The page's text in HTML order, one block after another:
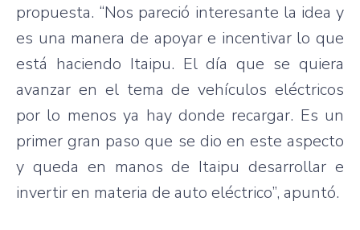
propuesta. “Nos pareció interesante la idea y
es una manera de apoyare incentivarlo que
está haciendo Itaipu. Eldía que sequiera
avanzar en el tema devehículos eléctricos
por lo menos ya hay donde recargar. Es un
primergran paso que se dio en este aspecto
y queda en manos de Itaipu desarrollar e
invertiren materia de auto eléctrico”, apuntó.